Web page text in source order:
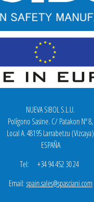
NUEVA SIBOL S.L.U.
Polígono Sasine. C/ Patakon Nº 8,
Local A. 48195 Larrabetzu (Vizcaya)
ESPAÑA
Tel: +34 94 452 30 24
Email: spain.sales@spasciani.com